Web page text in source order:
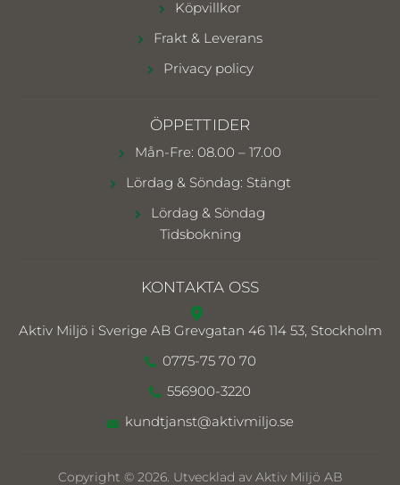
Köpvillkor
Frakt & Leverans
Privacy policy
ÖPPETTIDER
Mån-Fre: 08.00 – 17.00
Lördag & Söndag: Stängt
Lördag & Söndag
Tidsbokning
KONTAKTA OSS
Aktiv Miljö i Sverige AB Grevgatan 46 114 53, Stockholm
0775-75 70 70
556900-3220
kundtjanst@aktivmiljo.se
Copyright © 2026. Utvecklad av Aktiv Miljö AB